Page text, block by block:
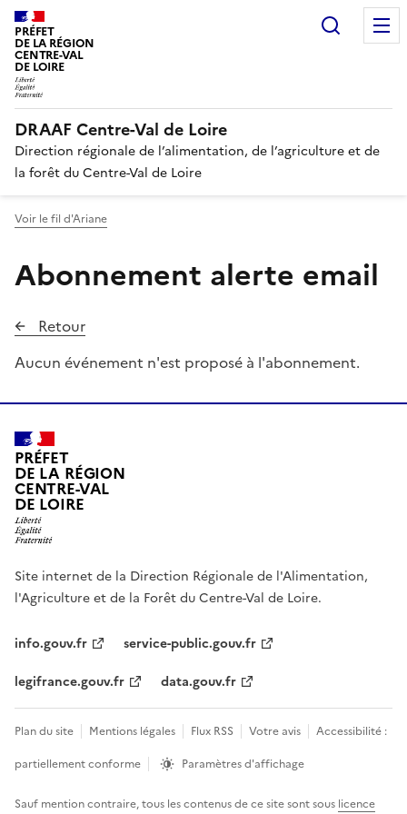
PRÉFET
DE LA RÉGION
CENTRE-VAL
DE LOIRE
DRAAF Centre-Val de Loire
Direction régionale de l’alimentation, de l’agriculture et de
la forêt du Centre-Val de Loire
Voir le fil d'Ariane
Abonnement alerte email
Retour
Aucun événement n'est proposé à l'abonnement.
PRÉFET
DE LA RÉGION
CENTRE-VAL
DE LOIRE
Site internet de la Direction Régionale de l'Alimentation,
l'Agriculture et de la Forêt du Centre-Val de Loire.
info.gouv.fr
service-public.gouv.fr
legifrance.gouv.fr
data.gouv.fr
Plan du site Mentions légales Flux RSS Votre avis
Accessibilité :
partiellement conforme
Paramètres d'affichage
Sauf mention contraire, tous les contenus de ce site sont sous licence